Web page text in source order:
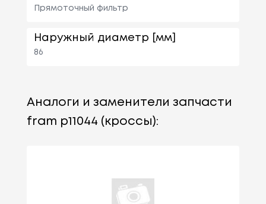
Прямоточный фильтр
Наружный диаметр [мм]
86
Аналоги и заменители запчасти
fram p11044 (кроссы):